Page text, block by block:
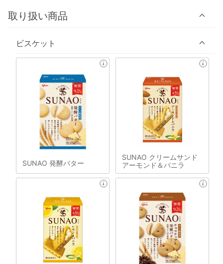
取り扱い商品
ビスケット
SUNAO 発酵バター
SUNAO クリームサンド
アーモンド＆バニラ